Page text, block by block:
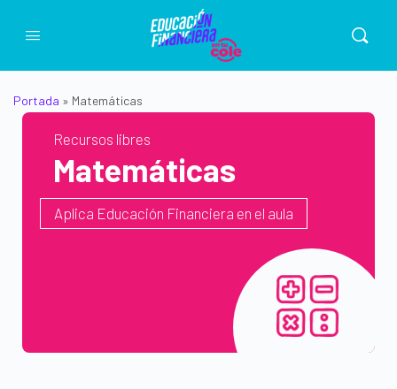
Portada » Matemáticas
Recursos libres
Matemáticas
Aplica Educación Financiera en el aula